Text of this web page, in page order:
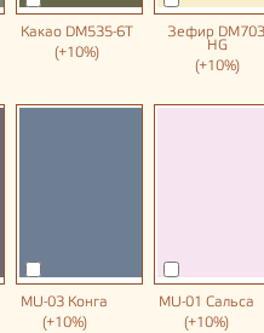
Какао DM535-6T
(+10%)
Зефир
HG
(+10%)
MU-03 Конга
(+10%)
MU-01 Сальса
(+10%)